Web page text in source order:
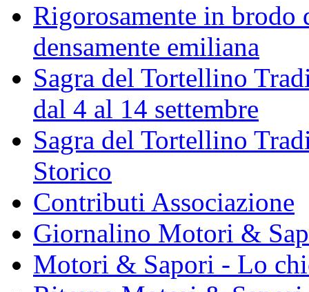
Rigorosamente in brodo
densamente emiliana
Sagra del Tortellino
dal 4 al 14 settembre
Sagra del Tortellino
Storico
Contributi Associazione
Giornalino Motori &
Motori & Sapori - Lo